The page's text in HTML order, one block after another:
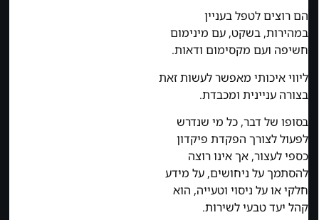
הם רוצים לטפל בעניין
במהירות, בשקט, עם מינימום
חשיפה ועם מקסימום ודאות.
ליווי איכותי מאפשר לעשות זאת
בצורה עניינית ומכבדת.
בסופו של דבר, כל מי שנדרש
לפעול לצורך הפקדת פיקדון
כספי לעצור, אך אינו רוצה
להסתמך על ניחושים, על מידע
חלקי או על ניסוי וטעייה, הוא
קהל יעד טבעי לשירות.